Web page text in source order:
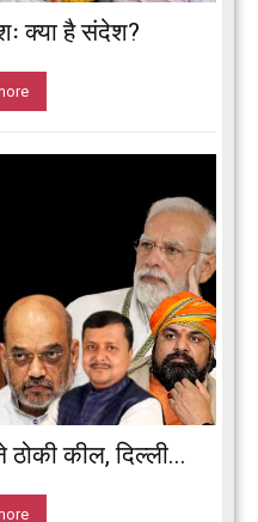
क्या है संदेश?
कील, दिल्ली...